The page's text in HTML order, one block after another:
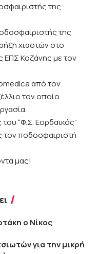
της
της
χιαστών στο
ΕΠΣ Κοζάνης με τον
από τον
τον οποίο
“Φ.Σ. Εορδαϊκός”
τον ποδοσφαιριστή
μας!
ο Νίκος
για την μικρή